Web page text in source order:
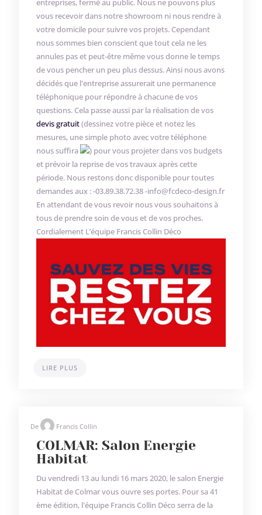
entreprises, fermé au public. Nous ne pouvons plus
vous recevoir dans notre showroom ni nous rendre à
votre domicile pour suivre vos projets. Cependant
nous sommes bien conscient que tout cela ne les
annules pas et peut-être même vous donne le temps
de vous pencher un peu plus dessus. Ainsi nous avons
décidés que l'entreprise assurerait une permanence
téléphonique pour répondre à chacune de vos
questions. Cela passe aussi par la réalisation de vos
devis gratuit(dessinez votre pièce et notez les
mesures, une simple photo avec votre téléphone
nous suffira
) pour vous projeter dans vos budgets
et prévoir la reprise de vos travaux après cette
période. Nous restons donc disponible pour toutes
demandes aux : -03.89.38.72.38 -info@fcdeco-design.fr
En attendant de vous revoir nous vous souhaitons à
tous de prendre soin de vous et de vos proches.
Cordialement L’équipe Francis Collin Déco
LIRE PLUS
De Francis Collin
COLMAR: Salon Energie
Habitat
Du vendredi 13 au lundi 16 mars 2020, le salon Energie
Habitat de Colmar vous ouvre ses portes. Pour sa 41
ème édition, l'équipe Francis Collin Déco serra de la